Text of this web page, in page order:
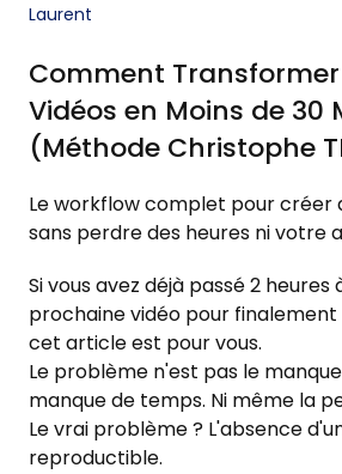
Laurent
Comment Transformer
Vidéos en Moins de 30
(Méthode Christophe
Le workflow complet pour créer
sans perdre des heures ni votre
Si vous avez déjà passé 2
prochaine vidéo pour finalement
cet article est pour vous.
Le problème n'est pas le
manque de temps. Ni même la
Le vrai problème ? L'absence
reproductible.